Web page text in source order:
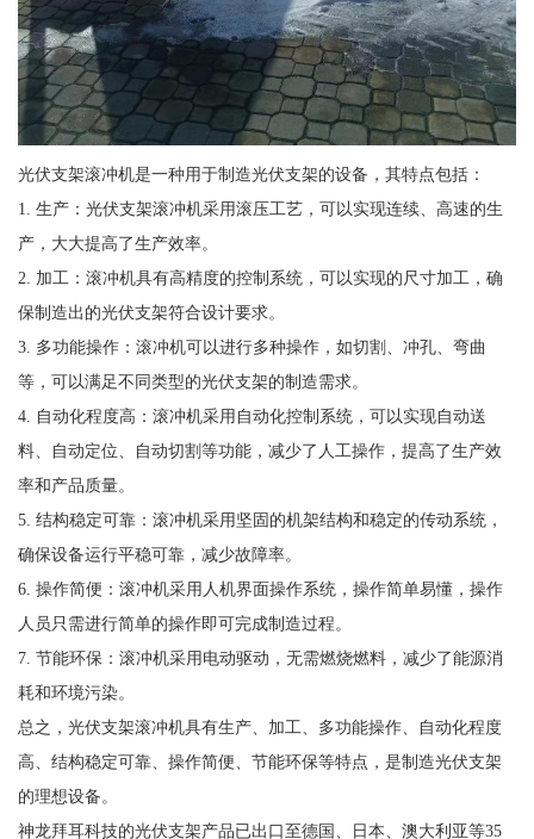
光伏支架滚冲机是一种用于制造光伏支架的设备，其特点包括：
1. 生产：光伏支架滚冲机采用滚压工艺，可以实现连续、高速的生
产，大大提高了生产效率。
2. 加工：滚冲机具有高精度的控制系统，可以实现的尺寸加工，确
保制造出的光伏支架符合设计要求。
3. 多功能操作：滚冲机可以进行多种操作，如切割、冲孔、弯曲
等，可以满足不同类型的光伏支架的制造需求。
4. 自动化程度高：滚冲机采用自动化控制系统，可以实现自动送
料、自动定位、自动切割等功能，减少了人工操作，提高了生产效
率和产品质量。
5. 结构稳定可靠：滚冲机采用坚固的机架结构和稳定的传动系统，
确保设备运行平稳可靠，减少故障率。
6. 操作简便：滚冲机采用人机界面操作系统，操作简单易懂，操作
人员只需进行简单的操作即可完成制造过程。
7. 节能环保：滚冲机采用电动驱动，无需燃烧燃料，减少了能源消
耗和环境污染。
总之，光伏支架滚冲机具有生产、加工、多功能操作、自动化程度
高、结构稳定可靠、操作简便、节能环保等特点，是制造光伏支架
的理想设备。
神龙拜耳科技的光伏支架产品已出口至德国、日本、澳大利亚等35